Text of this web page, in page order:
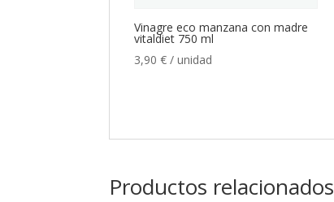
Vinagre eco manzana con madre
vitaldiet 750 ml
3,90€ / unidad
Productos relacionados